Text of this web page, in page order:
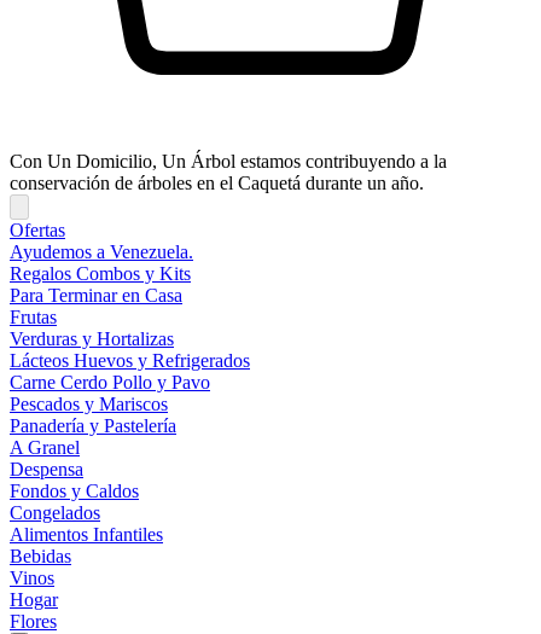
Con Un Domicilio, Un Árbol estamos contribuyendo a la
conservación de árboles en el Caquetá durante un año.
Ofertas
Ayudemos a Venezuela.
Regalos Combos y Kits
Para Terminar en Casa
Frutas
Verduras y Hortalizas
Lácteos Huevos y Refrigerados
Carne Cerdo Pollo y Pavo
Pescados y Mariscos
Panadería y Pastelería
A Granel
Despensa
Fondos y Caldos
Congelados
Alimentos Infantiles
Bebidas
Vinos
Hogar
Flores